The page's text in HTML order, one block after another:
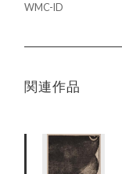
WMC-ID
関連作品